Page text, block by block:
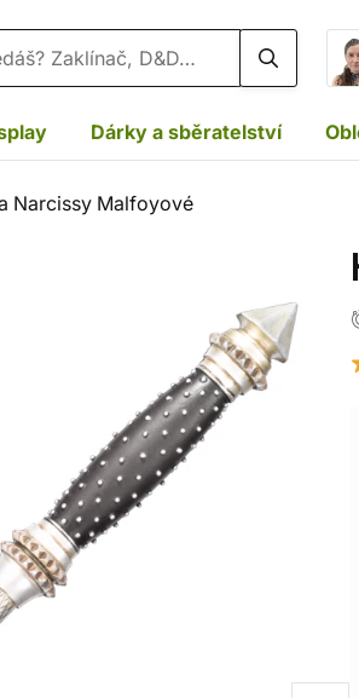
Dárky a sběratelství
Narcissy Malfoyové